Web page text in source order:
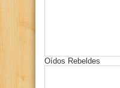
Oídos Rebeldes